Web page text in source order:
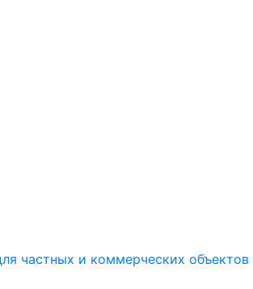
частных и коммерческих объектов